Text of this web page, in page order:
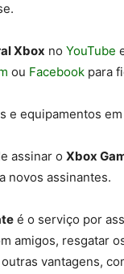
Xbox no YouTube
ou Facebook para
e equipamentos em
assinar o Xbox
novos assinantes.
é o serviço por
amigos, resgatar
vantagens,